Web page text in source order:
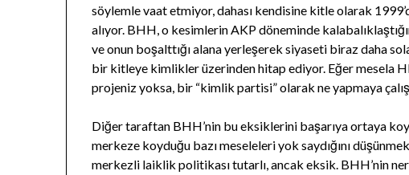
söylemle vaat etmiyor, dahası kendisine kitle olarak
alıyor. BHH, o kesimlerin AKP döneminde
ve onun boşalttığı alana yerleşerek siyaseti biraz daha
bir kitleye kimlikler üzerinden hitap ediyor. Eğer mesela
projeniz yoksa, bir “kimlik partisi” olarak ne yapmaya
Diğer taraftan BHH’nin bu eksiklerini başarıya ortaya
merkeze koyduğu bazı meseleleri yok saydığını
merkezli laiklik politikası tutarlı, ancak eksik. BHH’nin